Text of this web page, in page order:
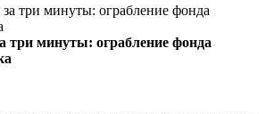
три минуты: ограбление фонда